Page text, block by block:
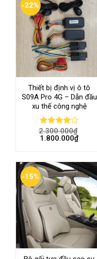
-22%
Thiết bị định vị ô tô
S09A Pro 4G – Dẫn đầu
xu thế công nghệ
Rated
4.00out
2.300.000₫
1.800.000₫
-15%